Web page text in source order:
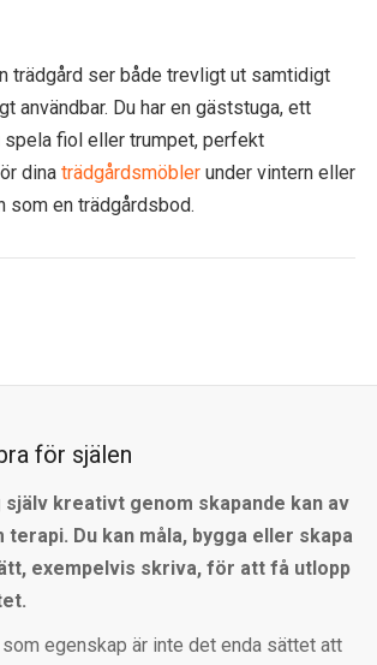
trädgård ser både trevligt ut samtidigt
användbar. Du har en gäststuga, ett
spela fiol eller trumpet, perfekt
dina trädgårdsmöblerunder vintern eller
som en trädgårdsbod.
för själen
kreativt genom skapande kan av
terapi. Du kan måla, bygga eller skapa
exempelvis skriva, för att få utlopp
egenskap är inte det enda sättet att